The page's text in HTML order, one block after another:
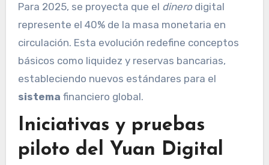
Para 2025, se proyecta que el dinerodigital
represente el 40% de la masa monetaria en
circulación. Esta evolución redefine conceptos
básicos como liquidez y reservas bancarias,
estableciendo nuevos estándares para el
sistema financiero global.
Iniciativas y pruebas
piloto del Yuan Digital